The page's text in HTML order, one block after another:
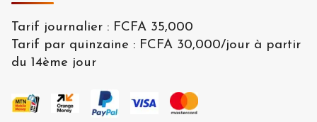
Tarif journalier : FCFA 35,000
Tarif par quinzaine : FCFA 30,000/jour à partir
du 14ème jour